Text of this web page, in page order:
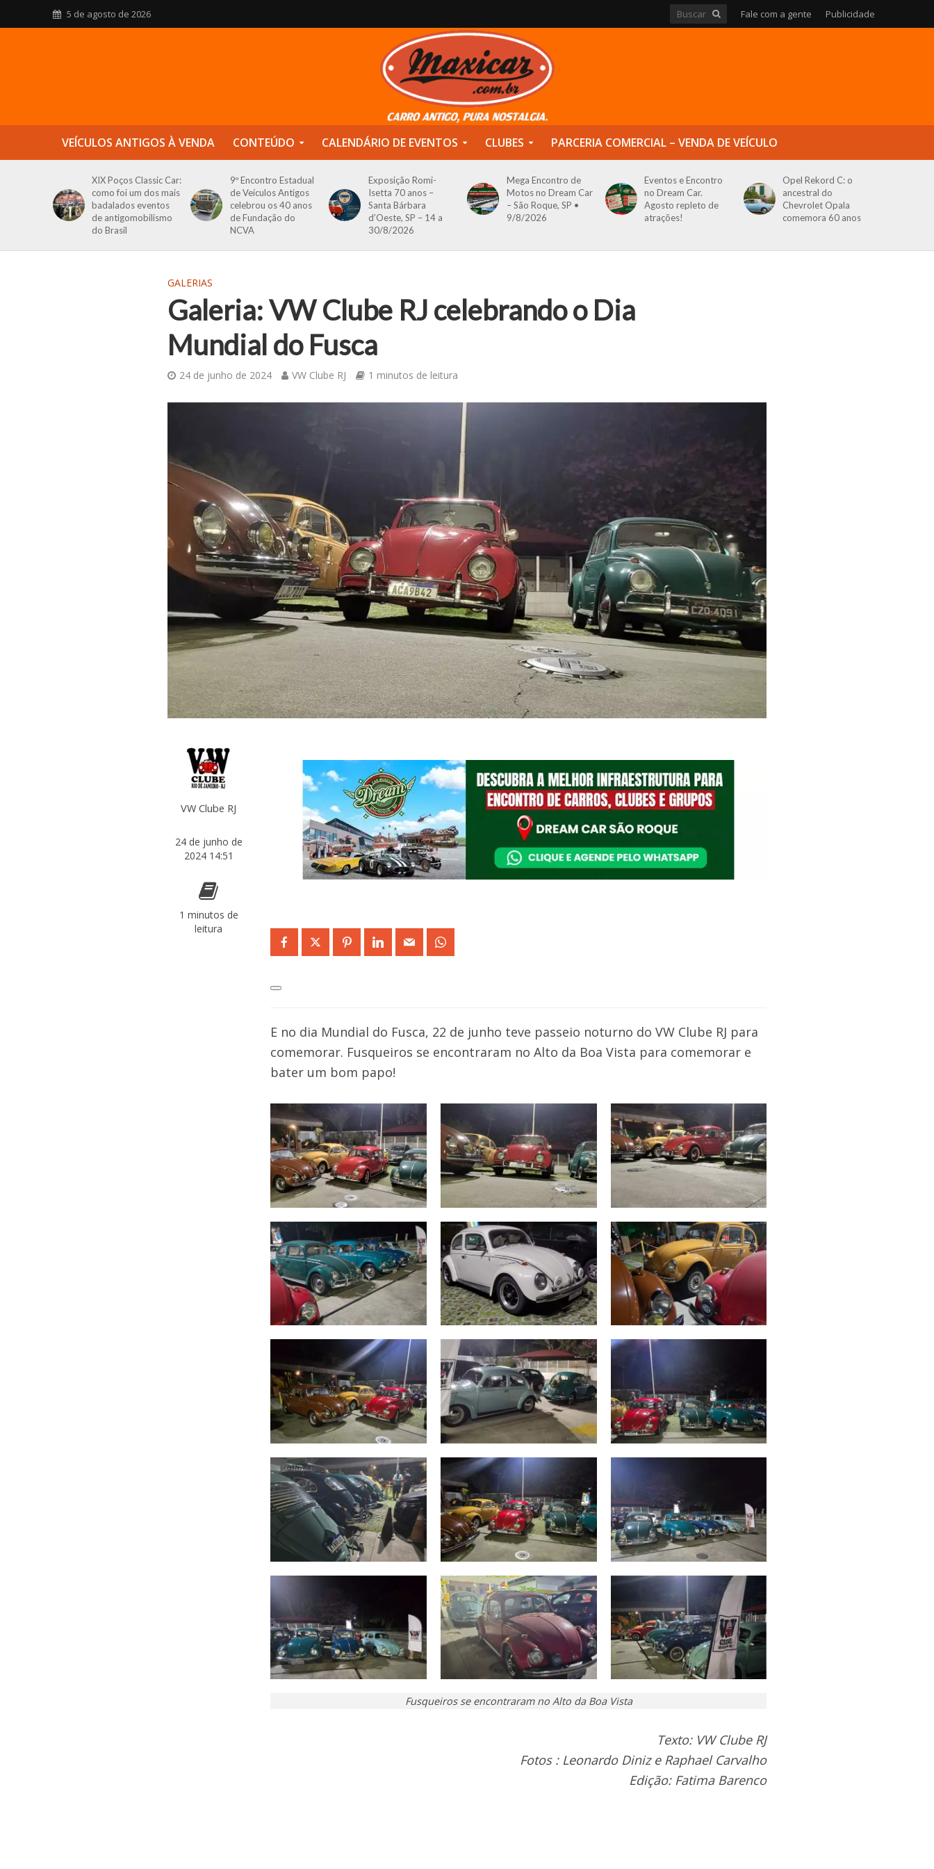
5 de agosto de 2026 Fale com a gente Publicidade
VEÍCULOS ANTIGOS À VENDA CONTEÚDO CALENDÁRIO DE EVENTOS CLUBES PARCERIA COMERCIAL – VENDA DE VEÍCULO
XIX Poços Classic Car:
como foi um dos mais
badalados eventos
de antigomobilismo
do Brasil
9º Encontro Estadual
de Veículos Antigos
celebrou os 40 anos
de Fundação do
NCVA
Exposição Romi-
Isetta 70 anos –
Santa Bárbara
d’Oeste, SP – 14 a
30/8/2026
Mega Encontro de
Motos no Dream Car
– São Roque, SP •
9/8/2026
Eventos e Encontro
no Dream Car.
Agosto repleto de
atrações!
Opel Rekord C: o
ancestral do
Chevrolet Opala
comemora 60 anos
GALERIAS
Galeria: VW Clube RJ celebrando o Dia
Mundial do Fusca
24 de junho de 2024 VW Clube RJ 1 minutos de leitura
VW Clube RJ
24 de junho de
2024 14:51
1 minutos de
leitura
E no dia Mundial do Fusca, 22 de junho teve passeio noturno do VW Clube RJ para
comemorar. Fusqueiros se encontraram no Alto da Boa Vista para comemorar e
bater um bom papo!
Fusqueiros se encontraram no Alto da Boa Vista
Texto: VW Clube RJ
Fotos : Leonardo Diniz e Raphael Carvalho
Edição: Fatima Barenco